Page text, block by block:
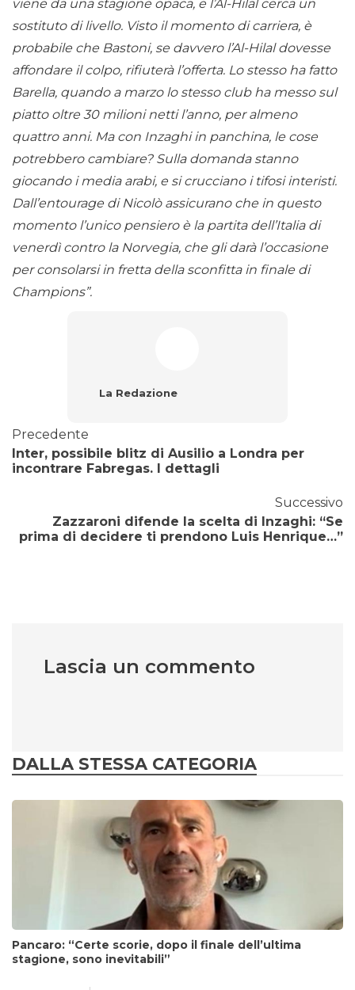
viene da una stagione opaca, e l’Al-Hilal cerca un
sostituto di livello. Visto il momento di carriera, è
probabile che Bastoni, se davvero l’Al-Hilal dovesse
affondare il colpo, rifiuterà l’offerta. Lo stesso ha fatto
Barella, quando a marzo lo stesso club ha messo sul
piatto oltre 30 milioni netti l’anno, per almeno
quattro anni. Ma con Inzaghi in panchina, le cose
potrebbero cambiare? Sulla domanda stanno
giocando i media arabi, e si crucciano i tifosi interisti.
Dall’entourage di Nicolò assicurano che in questo
momento l’unico pensiero è la partita dell’Italia di
venerdì contro la Norvegia, che gli darà l’occasione
per consolarsi in fretta della sconfitta in finale di
Champions”.
La Redazione
Precedente
Inter, possibile blitz di Ausilio a Londra per
incontrare Fabregas. I dettagli
Successivo
Zazzaroni difende la scelta di Inzaghi: “Se
prima di decidere ti prendono Luis Henrique…”
Lascia un commento
DALLA STESSA CATEGORIA
Pancaro: “Certe scorie, dopo il finale dell’ultima
stagione, sono inevitabili”